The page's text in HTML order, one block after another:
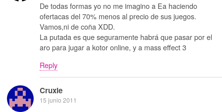
De todas formas yo no me imagino a Ea haciendo
ofertacas del 70% menos al precio de sus juegos.
Vamos,ni de coña XDD.
La putada es que seguramente habrá que pasar por el
aro para jugar a kotor online, y a mass effect 3
Reply
Cruxie
15 junio 2011